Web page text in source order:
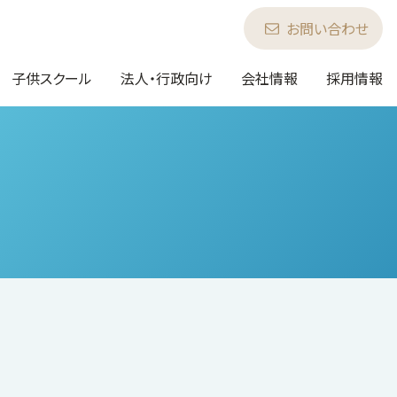
子供スクール 法人・行政向け 会社情報 採用情報
お問い合わせ